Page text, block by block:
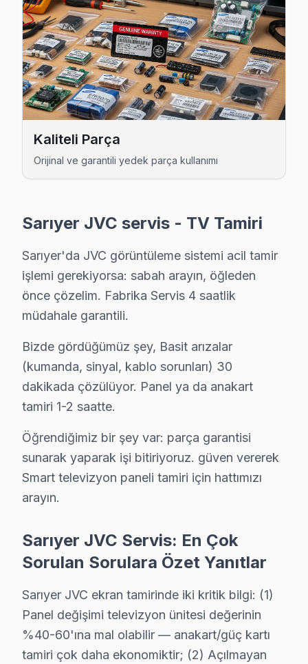
Huzur JVC Servis
JVC TV Huzur adresinde firmware güncellemesi sonrası
Sarıyer TV Servis Merkezi →
İstinye JVC Servis
İstinye mahallesi JVC TV servis hattımız günlük olarak bu
İstinye JVC Açılmıyor Arıza →
Kazım Karabekir Paşa JVC Servis
JVC TV'nizin Kazım Karabekir Paşa adresine gelen
Kısırkaya JVC Servis
Kireçburnu JVC Servis
Kireçburnu'den gelen JVC TV arızaları arasında en sık
Kilyos JVC Servis
Kilyos sakinleri için JVC TV tamir hizmetimiz: teşhis
Sarıyer JVC Servis →
Kocataş JVC Servis
Kocataş'den gelen JVC TV arızaları arasında en sık güç
Sarıyer JVC Servis →
JVC TV HDMI port arızası Maden adresine gelen
Maden JVC Açılmıyor Arıza →
JVC TV'nizin Maslak adresine gelen ekibimiz osiloskop
Sarıyer JVC Servis →
Pınar JVC Servis
Kaliteli Parça
Orijinal ve garantili yedek parça kullanımı
Sarıyer JVC servis - TV Tamiri
Sarıyer'da JVC görüntüleme sistemi acil tamir
işlemi gerekiyorsa: sabah arayın, öğleden
önce çözelim. Fabrika Servis 4 saatlik
müdahale garantili.
Bizde gördüğümüz şey, Basit arızalar
(kumanda, sinyal, kablo sorunları) 30
dakikada çözülüyor. Panel ya da anakart
tamiri 1-2 saatte.
Öğrendiğimiz bir şey var: parça garantisi
sunarak yaparak işi bitiriyoruz. güven vererek
Smart televizyon paneli tamiri için hattımızı
arayın.
Sarıyer JVC Servis: En Çok
Sorulan Sorulara Özet Yanıtlar
Sarıyer JVC ekran tamirinde iki kritik bilgi: (1)
Panel değişimi televizyon ünitesi değerinin
%40-60'ına mal olabilir — anakart/güç kartı
tamiri çok daha ekonomiktir; (2) Açılmayan